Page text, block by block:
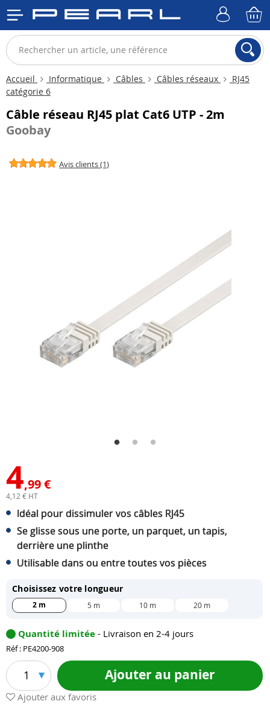
Accueil Informatique Câbles Câbles réseaux
RJ45
catégorie 6
Câble réseau RJ45 plat Cat6 UTP - 2m
Goobay
Avis clients (1)
4,99 €
4,12 € HT
Idéal pour dissimuler vos câbles RJ45
Se glisse sous une porte, un parquet, un tapis,
derrière une plinthe
Utilisable dans ou entre toutes vos pièces
Choisissez votre longueur
2 m 5 m 10 m 20 m
Quantité limitée - Livraison en 2-4 jours
Réf : PE4200-908
1 Ajouter au panier
Ajouter aux favoris